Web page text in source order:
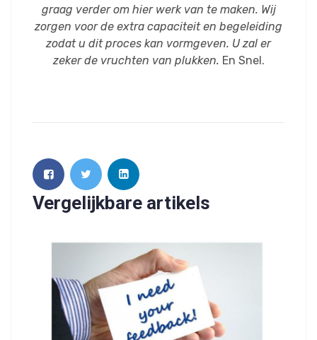
graag verder om hier werk van te maken. Wij
zorgen voor de extra capaciteit en begeleiding
zodat u dit proces kan vormgeven. U zal er
zeker de vruchten van plukken. En Snel.
Vergelijkbare artikels